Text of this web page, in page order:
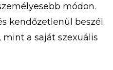
módon.
kendőzetlenül beszél
a saját szexuális